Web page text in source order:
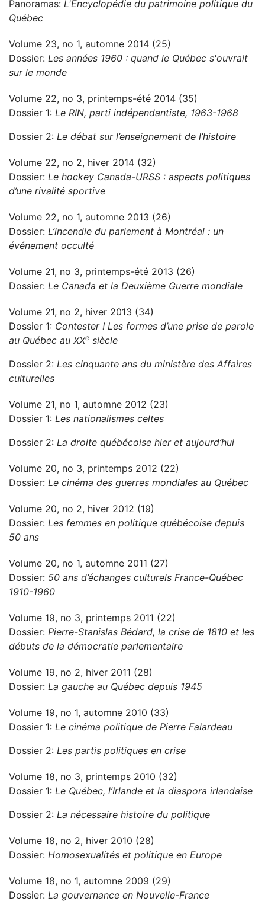
Panoramas: L'Encyclopédie du patrimoine politique du
Québec
Volume 23, no 1, automne 2014 (25)
Dossier: Les années 1960 : quand le Québec s'ouvrait
sur le monde
Volume 22, no 3, printemps-été 2014 (35)
Dossier 1: Le RIN, parti indépendantiste, 1963-1968
Dossier 2: Le débat sur l’enseignement de l’histoire
Volume 22, no 2, hiver 2014 (32)
Dossier: Le hockey Canada-URSS : aspects politiques
d’une rivalité sportive
Volume 22, no 1, automne 2013 (26)
Dossier: L’incendie du parlement à Montréal : un
événement occulté
Volume 21, no 3, printemps-été 2013 (26)
Dossier: Le Canada et la Deuxième Guerre mondiale
Volume 21, no 2, hiver 2013 (34)
Dossier 1: Contester ! Les formes d’une prise de parole
au Québec au XXe siècle
Dossier 2: Les cinquante ans du ministère des Affaires
culturelles
Volume 21, no 1, automne 2012 (23)
Dossier 1: Les nationalismes celtes
Dossier 2: La droite québécoise hier et aujourd’hui
Volume 20, no 3, printemps 2012 (22)
Dossier: Le cinéma des guerres mondiales au Québec
Volume 20, no 2, hiver 2012 (19)
Dossier: Les femmes en politique québécoise depuis
50 ans
Volume 20, no 1, automne 2011 (27)
Dossier: 50 ans d’échanges culturels France-Québec
1910-1960
Volume 19, no 3, printemps 2011 (22)
Dossier: Pierre-Stanislas Bédard, la crise de 1810 et les
débuts de la démocratie parlementaire
Volume 19, no 2, hiver 2011 (28)
Dossier: La gauche au Québec depuis 1945
Volume 19, no 1, automne 2010 (33)
Dossier 1: Le cinéma politique de Pierre Falardeau
Dossier 2: Les partis politiques en crise
Volume 18, no 3, printemps 2010 (32)
Dossier 1: Le Québec, l’Irlande et la diaspora irlandaise
Dossier 2: La nécessaire histoire du politique
Volume 18, no 2, hiver 2010 (28)
Dossier: Homosexualités et politique en Europe
Volume 18, no 1, automne 2009 (29)
Dossier: La gouvernance en Nouvelle-France